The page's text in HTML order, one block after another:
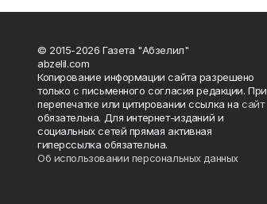
© 2015-2026 Газета "Абзелил"
abzelil.com
Копирование информации сайта разрешено
только с письменного согласия редакции. При
перепечатке или цитировании ссылка на сайт
обязательна. Для интернет-изданий и
социальных сетей прямая активная
гиперссылка обязательна.
Об использовании персональных данных